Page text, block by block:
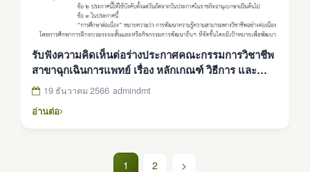
รับฟังความคิดเห็นต่อร่างประกาศคณะกรรมการวิชาชีพ
สาขาฉุกเฉินการแพทย์ เรื่อง หลักเกณฑ์ วิธีการ และ
เงื่อนไข การพัฒนาความรู้ความสามารถทางวิชาชีพต่อ
เนื่องของผู้ประกอบโรคศิลปะสาขาฉุกเฉินการแพทย์ ฯ
19 ธันวาคม 2566 admindmt
อ่านต่อ
1 (current)
2 >